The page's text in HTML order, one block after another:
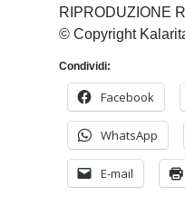
RIPRODUZIONE
© Copyright
Condividi:
Facebook
WhatsApp
E-mail